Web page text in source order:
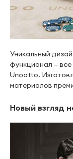
Уникальный
функционал — все
Unootto.
материалов
Новый взгляд